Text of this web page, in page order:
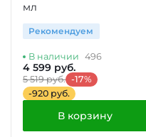
мл
Рекомендуем
В наличии 496
4 599 руб.
5 519 руб. -17%
-920 руб.
В корзину